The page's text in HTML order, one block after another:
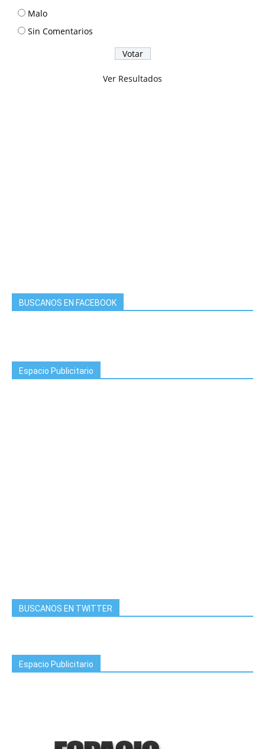
Malo
Sin Comentarios
Ver Resultados
BUSCANOS EN FACEBOOK
Espacio Publicitario
BUSCANOS EN TWITTER
Espacio Publicitario